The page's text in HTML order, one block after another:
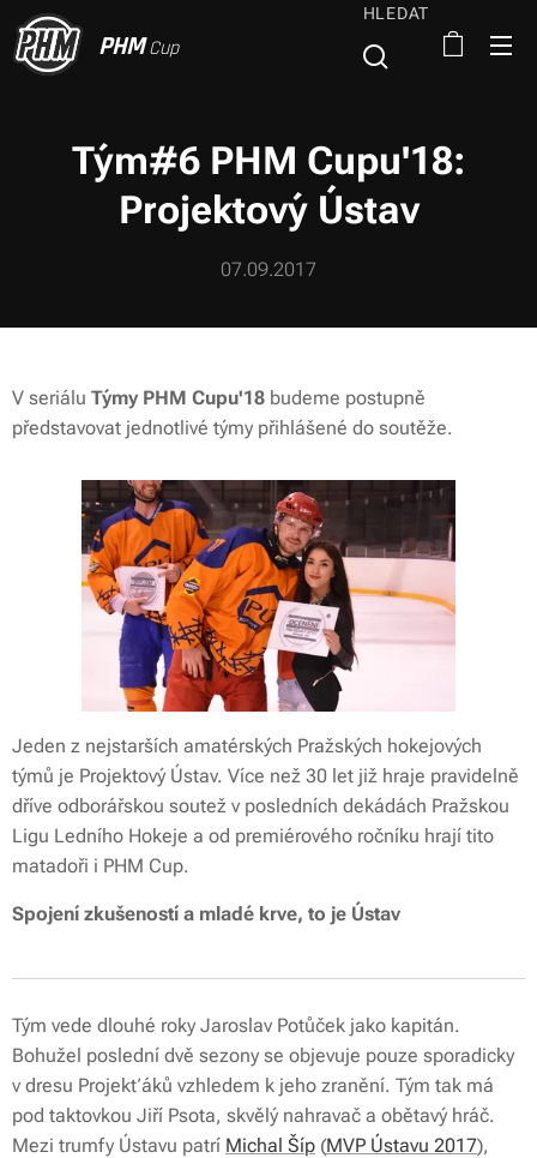
PHMCup
HLEDAT
Tým#6 PHM Cupu'18:
Projektový Ústav
07.09.2017
V seriálu Týmy PHM Cupu'18 budeme postupně
představovat jednotlivé týmy přihlášené do soutěže.
Jeden z nejstarších amatérských Pražských hokejových
týmů je Projektový Ústav. Více než 30 let již hraje pravidelně
dříve odborářskou soutež v posledních dekádách Pražskou
Ligu Ledního Hokeje a od premiérového ročníku hrají tito
matadoři i PHM Cup.
Spojení zkušeností a mladé krve, to je Ústav
Tým vede dlouhé roky Jaroslav Potůček jako kapitán.
Bohužel poslední dvě sezony se objevuje pouze sporadicky
v dresu Projekťáků vzhledem k jeho zranění. Tým tak má
pod taktovkou Jiří Psota, skvělý nahravač a obětavý hráč.
Mezi trumfy Ústavu patrí Michal Šíp (MVP Ústavu 2017),